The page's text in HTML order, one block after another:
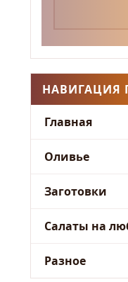
НАВИГАЦИЯ
Главная
Оливье
Заготовки
Салаты на
Разное